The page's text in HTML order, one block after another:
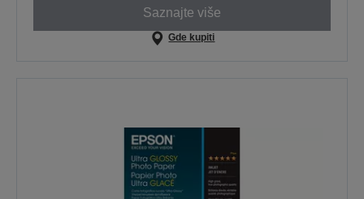
Saznajte više
Gde kupiti